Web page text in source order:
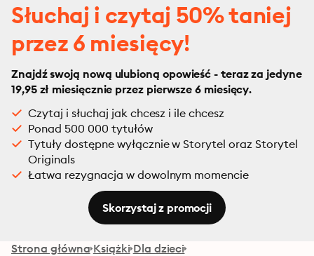
Słuchaj i czytaj 50% taniej
przez 6 miesięcy!
Znajdź swoją nową ulubioną opowieść - teraz za jedyne
19,95 zł miesięcznie przez pierwsze 6 miesięcy.
Czytaj i słuchaj jak chcesz i ile chcesz
Ponad 500 000 tytułów
Tytuły dostępne wyłącznie w Storytel oraz Storytel
Originals
Łatwa rezygnacja w dowolnym momencie
Skorzystaj z promocji
Strona główna Książki Dla dzieci